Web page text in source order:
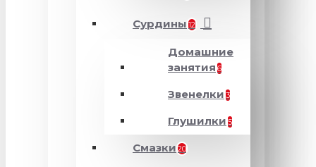
Сурдины 12
Домашние
занятия 6
Звенелки 3
Глушилки 5
Смазки 20